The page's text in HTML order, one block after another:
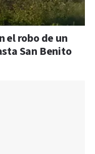
el robo de un
San Benito